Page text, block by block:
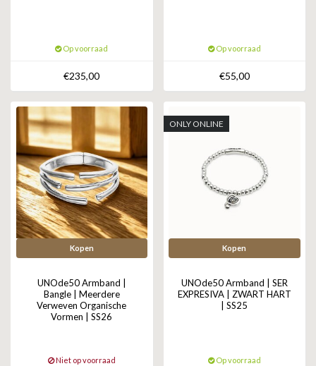
Op voorraad
€235,00
Op voorraad
€55,00
Kopen
UNOde50 Armband |
Bangle | Meerdere
Verweven Organische
Vormen | SS26
Niet op voorraad
ONLY ONLINE
Kopen
UNOde50 Armband | SER
EXPRESIVA | ZWART HART
| SS25
Op voorraad